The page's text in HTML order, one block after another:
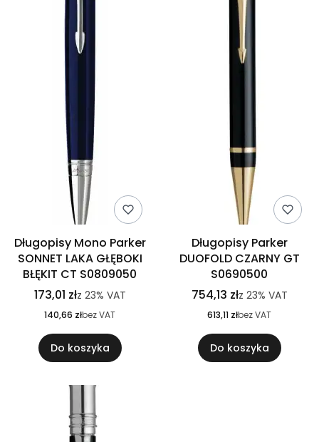
Długopisy Mono Parker
SONNET LAKA GŁĘBOKI
BŁĘKIT CT S0809050
173,01 złz 23% VAT
140,66 złbez VAT
Do koszyka
Długopisy Parker
DUOFOLD CZARNY GT
S0690500
754,13 złz 23% VAT
613,11 złbez VAT
Do koszyka